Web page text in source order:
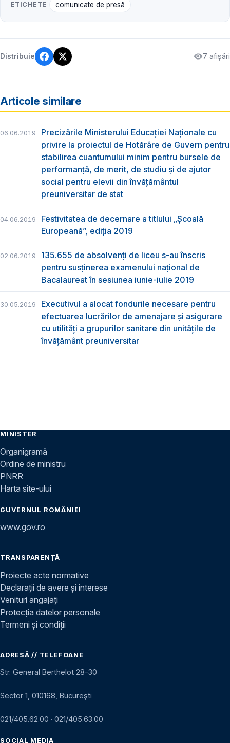
ETICHETE comunicate de presă
Distribuie 7 afișări
Articole similare
06.06.2019
Precizările Ministerului Educației Naționale cu
privire la proiectul de Hotărâre de Guvern pentru
stabilirea cuantumului minim pentru bursele de
performanță, de merit, de studiu și de ajutor
social pentru elevii din învățământul
preuniversitar de stat
04.06.2019
Festivitatea de decernare a titlului „Şcoală
Europeană”, ediția 2019
02.06.2019
135.655 de absolvenţi de liceu s-au înscris
pentru susţinerea examenului naţional de
Bacalaureat în sesiunea iunie-iulie 2019
30.05.2019
Executivul a alocat fondurile necesare pentru
efectuarea lucrărilor de amenajare și asigurare
cu utilități a grupurilor sanitare din unitățile de
învățământ preuniversitar
MINISTER
Organigramă
Ordine de ministru
PNRR
Harta site-ului
GUVERNUL ROMÂNIEI
www.gov.ro
TRANSPARENȚĂ
Proiecte acte normative
Declarații de avere și interese
Venituri angajați
Protecția datelor personale
Termeni și condiții
ADRESĂ // TELEFOANE
Str. General Berthelot 28–30
Sector 1, 010168, București
021/405.62.00 · 021/405.63.00
SOCIAL MEDIA